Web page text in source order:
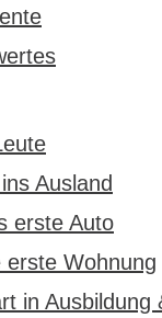
Ausland
erste Auto
erste Wohnung
in Ausbildung